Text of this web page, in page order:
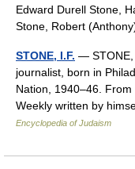
Edward Durell Stone,
Stone, Robert
STONE, I.F. — STONE,
journalist, born in
Nation, 1940–46.
Weekly written by
Encyclopedia of Judaism